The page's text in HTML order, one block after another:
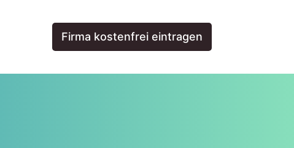
Firma kostenfrei eintragen